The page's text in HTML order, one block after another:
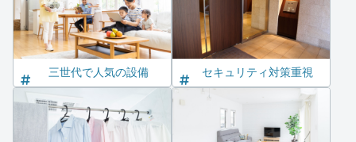
三世代で人気の設備 セキュリティ対策重視